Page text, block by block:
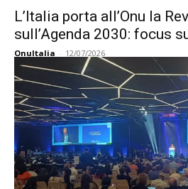
L’Italia porta all’Onu la
sull’Agenda 2030: focus
OnuItalia - 12/07/2026